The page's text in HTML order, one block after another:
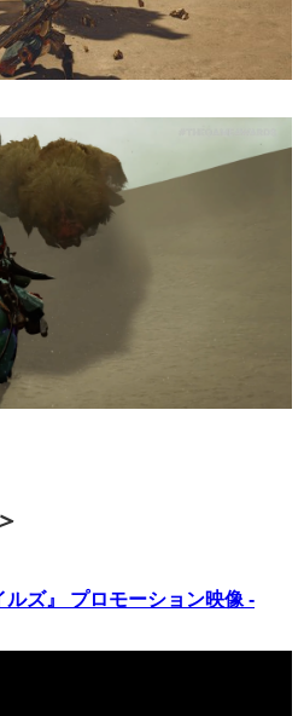
ルズ』 プロモーション映像 -